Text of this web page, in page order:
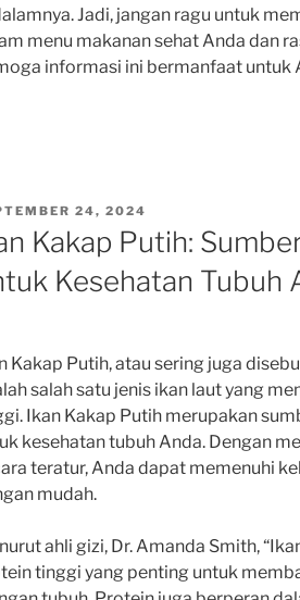
Jadi, jangan ragu untuk
menu makanan sehat Anda dan
informasi ini bermanfaat untuk
24, 2024
Kakap Putih:
Kesehatan Tubuh
Kakap Putih, atau sering juga
salah satu jenis ikan laut yang
Ikan Kakap Putih merupakan
kesehatan tubuh Anda. Dengan
teratur, Anda dapat memenuhi
mudah.
ahli gizi, Dr. Amanda Smith,
tinggi yang penting untuk